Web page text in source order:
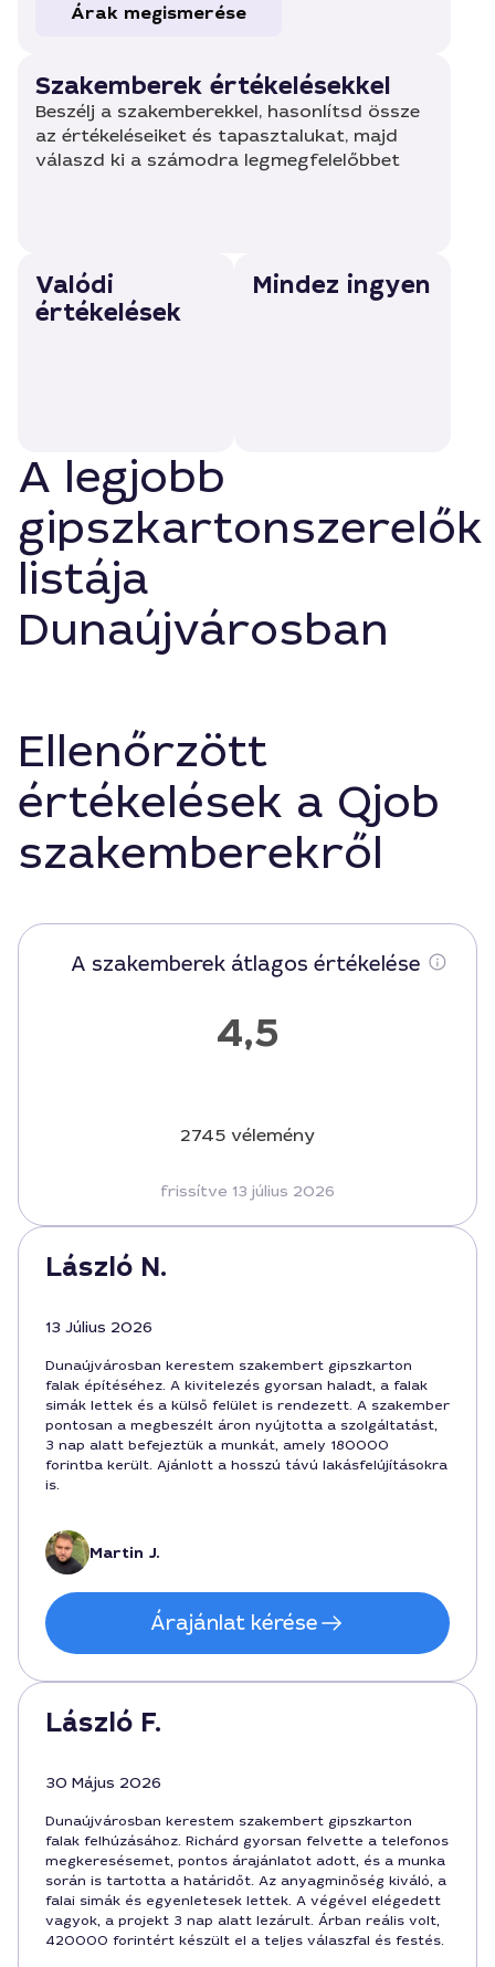
Árak megismerése
Szakemberek értékelésekkel
Beszélj a szakemberekkel, hasonlítsd össze
az értékeléseiket és tapasztalukat, majd
válaszd ki a számodra legmegfelelőbbet
Valódi
értékelések
Mindez ingyen
A legjobb
gipszkartonszerelők
listája
Dunaújvárosban
Ellenőrzött
értékelések a Qjob
szakemberekről
A szakemberek átlagos értékelése
4,5
2745 vélemény
frissítve 13 július 2026
László N.
13 Július 2026
Dunaújvárosban kerestem szakembert gipszkarton
falak építéséhez. A kivitelezés gyorsan haladt, a falak
simák lettek és a külső felület is rendezett. A szakember
pontosan a megbeszélt áron nyújtotta a szolgáltatást,
3 nap alatt befejeztük a munkát, amely 180000
forintba került. Ajánlott a hosszú távú lakásfelújításokra
is.
Martin J.
Árajánlat kérése
László F.
30 Május 2026
Dunaújvárosban kerestem szakembert gipszkarton
falak felhúzásához. Richárd gyorsan felvette a telefonos
megkeresésemet, pontos árajánlatot adott, és a munka
során is tartotta a határidőt. Az anyagminőség kiváló, a
falai simák és egyenletesek lettek. A végével elégedett
vagyok, a projekt 3 nap alatt lezárult. Árban reális volt,
420000 forintért készült el a teljes válaszfal és festés.